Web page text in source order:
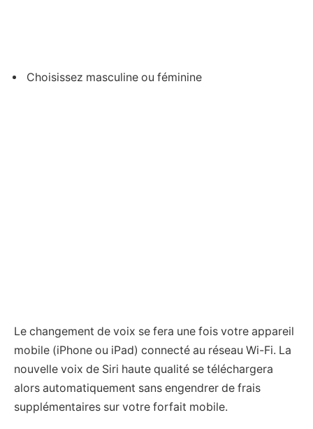
Choisissez masculine ou féminine
Le changement de voix se fera une fois votre appareil
mobile (iPhone ou iPad) connecté au réseau Wi-Fi. La
nouvelle voix de Siri haute qualité se téléchargera
alors automatiquement sans engendrer de frais
supplémentaires sur votre forfait mobile.